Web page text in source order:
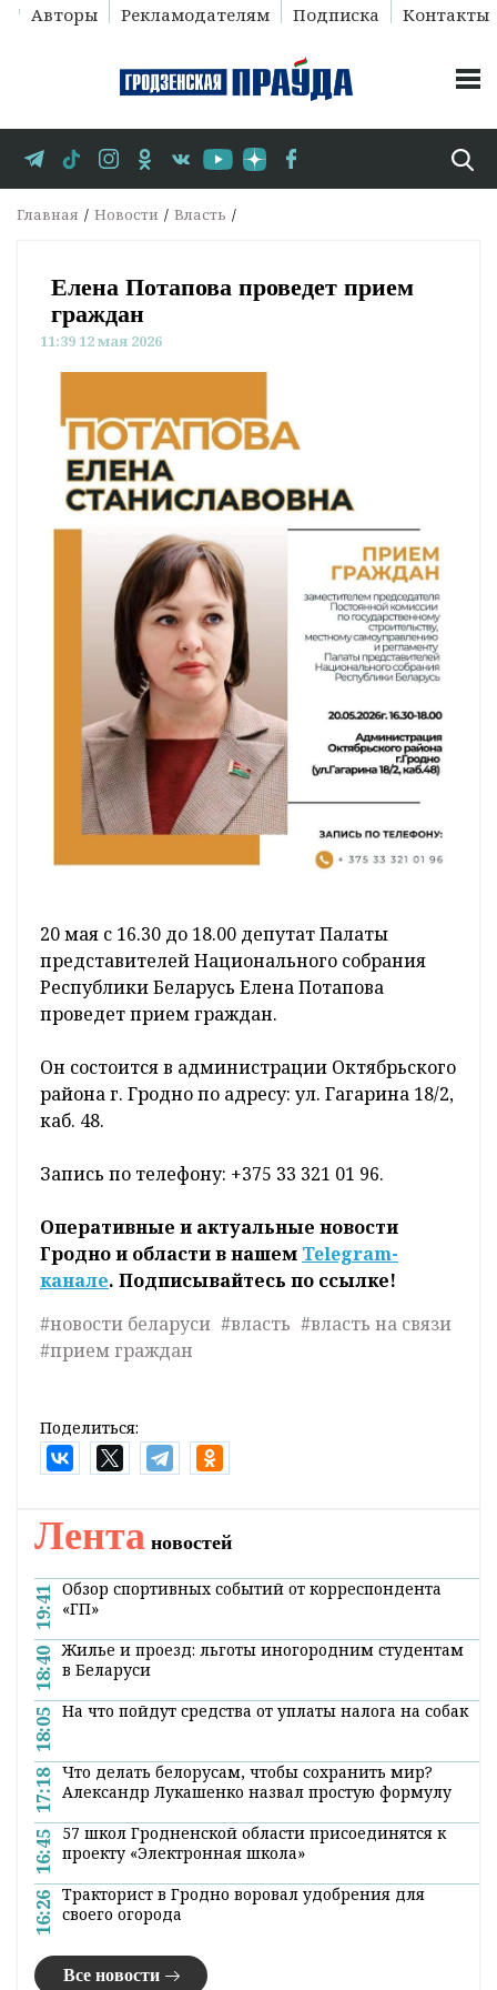
Авторы Рекламодателям Подписка Контакты
Главная Новости Власть
Елена Потапова проведет прием
граждан
11:39 12 мая 2026
20 мая с 16.30 до 18.00 депутат Палаты
представителей Национального собрания
Республики Беларусь Елена Потапова
проведет прием граждан.
Он состоится в администрации Октябрьского
района г. Гродно по адресу: ул. Гагарина 18/2,
каб. 48.
Запись по телефону: +375 33 321 01 96.
Оперативные и актуальные новости
Гродно и области в нашем Telegram-
канале. Подписывайтесь по ссылке!
#новости беларуси #власть #власть на связи
#прием граждан
Поделиться:
Лента новостей
19:41 Обзор спортивных событий от корреспондента
«ГП»
18:40 Жилье и проезд: льготы иногородним студентам
в Беларуси
18:05 На что пойдут средства от уплаты налога на собак
17:18 Что делать белорусам, чтобы сохранить мир?
Александр Лукашенко назвал простую формулу
16:45
57 школ Гродненской области присоединятся к
проекту «Электронная школа»
16:26 Тракторист в Гродно воровал удобрения для
своего огорода
Все новости